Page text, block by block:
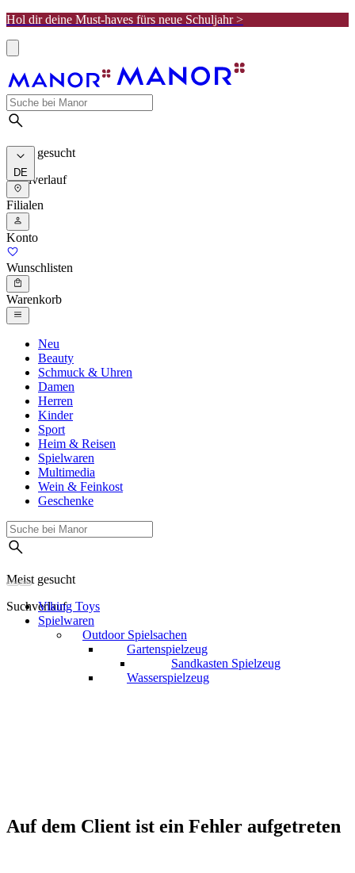
Hol dir deine Must-haves fürs neue Schuljahr >
Meist gesucht
Suchverlauf
DE
Filialen
Konto
Wunschlisten
Warenkorb
Neu
Beauty
Schmuck & Uhren
Damen
Herren
Kinder
Sport
Heim & Reisen
Spielwaren
Multimedia
Wein & Feinkost
Geschenke
Meist gesucht
SuchverlaufViking Toys
Spielwaren
Outdoor Spielsachen
Gartenspielzeug
Sandkasten Spielzeug
Wasserspielzeug
Auf dem Client ist ein Fehler aufgetreten